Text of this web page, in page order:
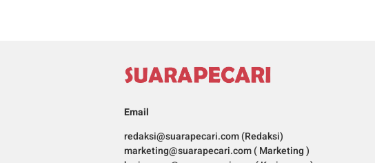
Email
redaksi@suarapecari.com (Redaksi)
marketing@suarapecari.com ( Marketing )